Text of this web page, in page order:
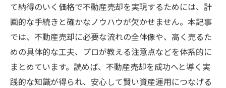
て納得のいく価格で不動産売却を実現するためには、計
画的な手続きと確かなノウハウが欠かせません。本記事
では、不動産売却に必要な流れの全体像や、高く売るた
めの具体的な工夫、プロが教える注意点などを体系的に
まとめています。読めば、不動産売却を成功へと導く実
践的な知識が得られ、安心して賢い資産運用につなげる